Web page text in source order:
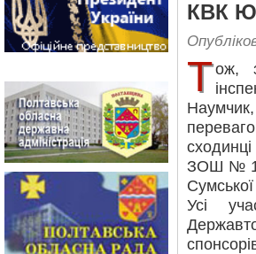
КВК
Тож,
ЗОШ № 17
Сумської
Усі